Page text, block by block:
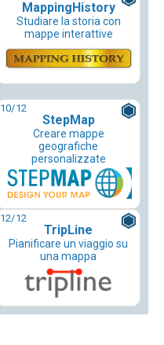
MappingHistory
Studiare la storia con
mappe interattive
10/12
StepMap
Creare mappe
geografiche
personalizzate
12/12
TripLine
Pianificare un viaggio su
una mappa